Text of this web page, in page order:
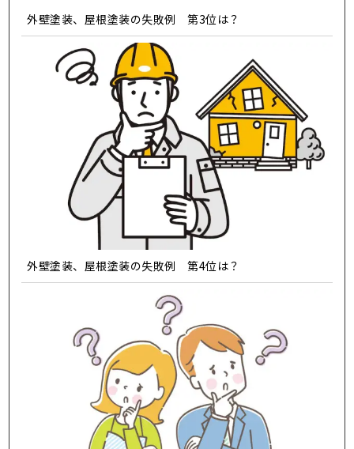
外壁塗装、屋根塗装の失敗例 第3位は？
外壁塗装、屋根塗装の失敗例 第4位は？